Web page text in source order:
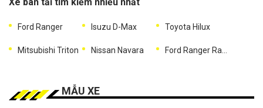
Ford Ranger Isuzu D-Max Toyota Hilux
Mitsubishi Triton Nissan Navara Ford Ranger Raptor
MẪU XE